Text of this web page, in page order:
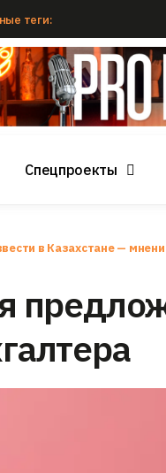
теги:
Спецпроекты
в Казахстане —